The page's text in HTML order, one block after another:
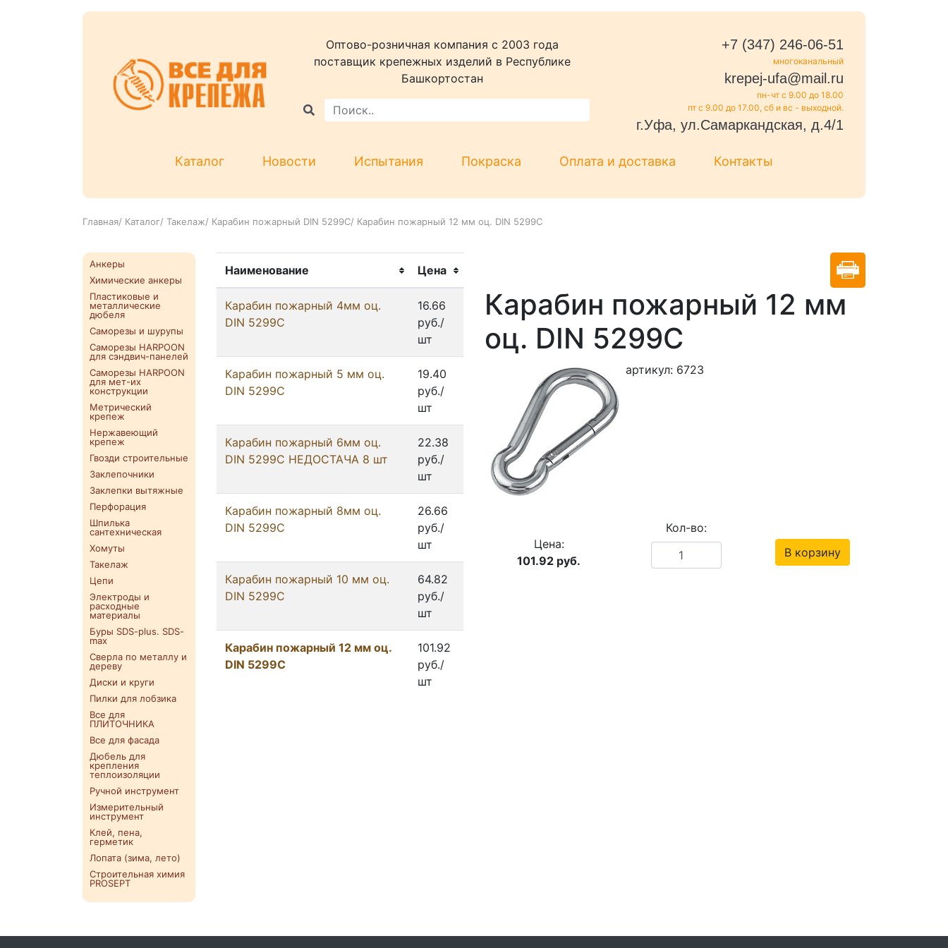
Оптово-розничная компания c 2003 года
поставщик крепежных изделий в Республике
Башкортостан
+7 (347) 246-06-51
многоканальный
krepej-ufa@mail.ru
пн-чт с 9.00 до 18.00
пт с 9.00 до 17.00, сб и вс - выходной.
г.Уфа, ул.Самаркандская, д.4/1
Каталог Новости Испытания Покраска Оплата и доставка Контакты
Главная/ Каталог/ Такелаж/ Карабин пожарный DIN 5299C/ Карабин пожарный 12 мм оц. DIN 5299C
Анкеры
Химические анкеры
Пластиковые и
металлические
дюбеля
Саморезы и шурупы
Саморезы HARPOON
для сэндвич-панелей
Саморезы HARPOON
для мет-их
конструкции
Метрический
крепеж
Нержавеющий
крепеж
Гвозди строительные
Заклепочники
Заклепки вытяжные
Перфорация
Шпилька
сантехническая
Хомуты
Такелаж
Цепи
Электроды и
расходные
материалы
Буры SDS-plus. SDS-
max
Сверла по металлу и
дереву
Диски и круги
Пилки для лобзика
Все для
ПЛИТОЧНИКА
Все для фасада
Дюбель для
крепления
теплоизоляции
Ручной инструмент
Измерительный
инструмент
Клей, пена,
герметик
Лопата (зима, лето)
Строительная химия
PROSEPT
Наименование Цена
Карабин пожарный 4мм оц.
DIN 5299C
16.66
руб./
шт
Карабин пожарный 5 мм оц.
DIN 5299C
19.40
руб./
шт
Карабин пожарный 6мм оц.
DIN 5299C НЕДОСТАЧА 8 шт
22.38
руб./
шт
Карабин пожарный 8мм оц.
DIN 5299C
26.66
руб./
шт
Карабин пожарный 10 мм оц.
DIN 5299С
64.82
руб./
шт
Карабин пожарный 12 мм оц.
DIN 5299C
101.92
руб./
шт
Карабин пожарный 12 мм
оц. DIN 5299C
артикул: 6723
Цена:
101.92 руб.
Кол-во:
В корзину